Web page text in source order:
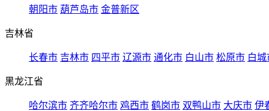
朝阳市 葫芦岛市 金普新区
吉林省
长春市 吉林市 四平市 辽源市 通化市 白山市 松原市 白城
黑龙江省
哈尔滨市 齐齐哈尔市 鸡西市 鹤岗市 双鸭山市 大庆市 伊